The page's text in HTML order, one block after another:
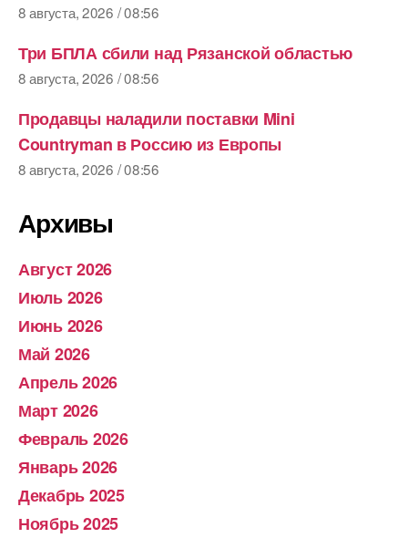
8 августа, 2026 / 08:56
Три БПЛА сбили над Рязанской областью
8 августа, 2026 / 08:56
Продавцы наладили поставки Mini
Countryman в Россию из Европы
8 августа, 2026 / 08:56
Архивы
Август 2026
Июль 2026
Июнь 2026
Май 2026
Апрель 2026
Март 2026
Февраль 2026
Январь 2026
Декабрь 2025
Ноябрь 2025